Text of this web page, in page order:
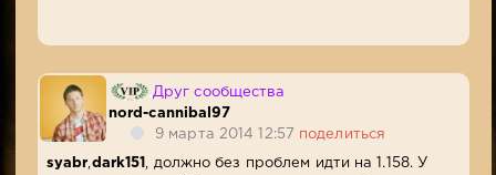
Друг сообщества
nord-cannibal97
9 марта 2014 12:57 поделиться
syabr,dark151 , должно без проблем идти на 1.158. У